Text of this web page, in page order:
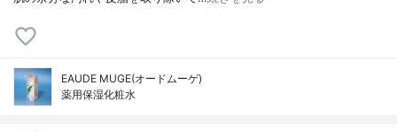
EAUDE MUGE(オードムーゲ)
薬用保湿化粧水